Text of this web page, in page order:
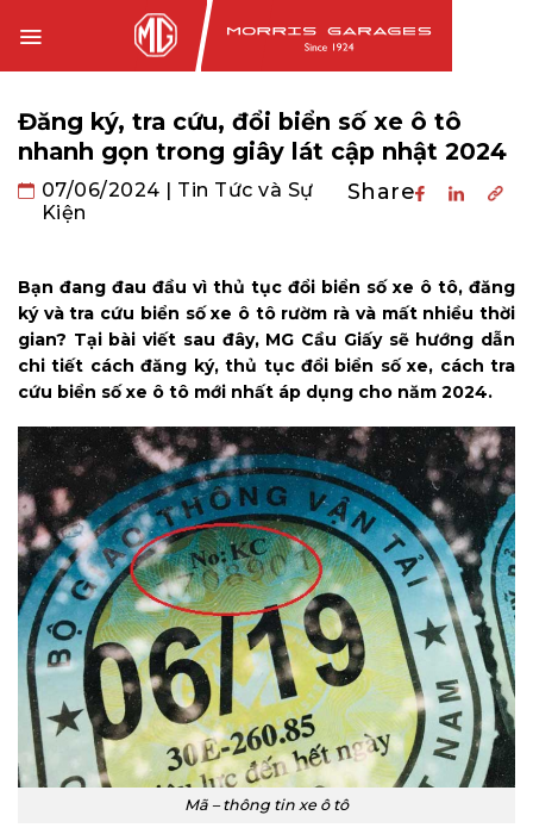
đến
Đăng ký, tra cứu, đổi biển số xe ô tô
nhanh gọn trong giây lát cập nhật 2024
07/06/2024
Tin Tức và Sự
Kiện
Share
Bạn đang đau đầu vì thủ tục đổi biển số xe ô tô, đăng
ký và tra cứu biển số xe ô tô rườm rà và mất nhiều thời
gian? Tại bài viết sau đây, MG Cầu Giấy sẽ hướng dẫn
chi tiết cách đăng ký, thủ tục đổi biển số xe, cách tra
cứu biển số xe ô tô mới nhất áp dụng cho năm 2024.
Mã – thông tin xe ô tô